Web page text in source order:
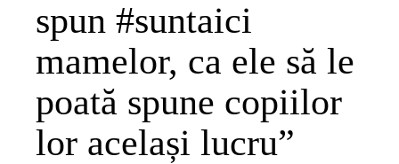
spun #suntaici
mamelor, ca ele să le
poată spune copiilor
lor același lucru”